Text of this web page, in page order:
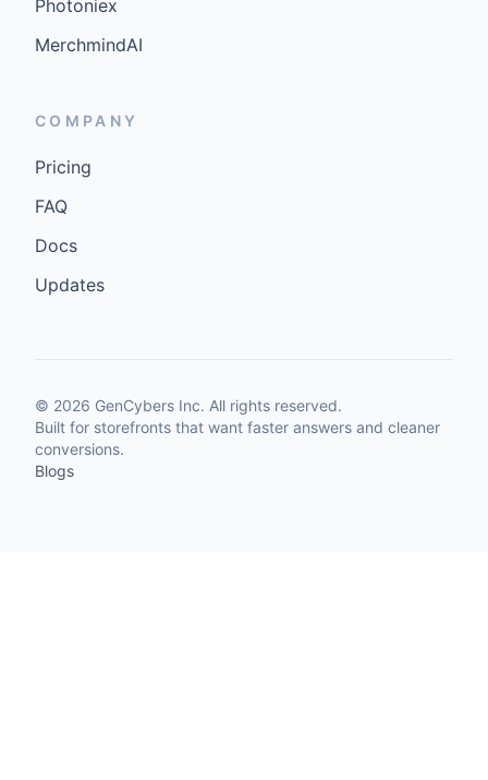
Photoniex
MerchmindAI
COMPANY
Pricing
FAQ
Docs
Updates
© 2026 GenCybers Inc. All rights reserved.
Built for storefronts that want faster answers and cleaner
conversions.
Blogs